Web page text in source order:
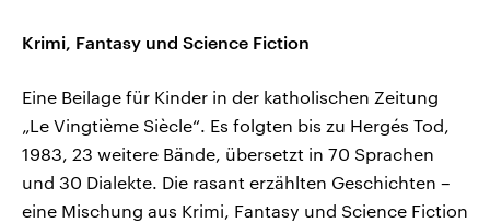
Krimi, Fantasy und Science Fiction
Eine Beilage für Kinder in der katholischen Zeitung
„Le Vingtième Siècle“. Es folgten bis zu Hergés Tod,
1983, 23 weitere Bände, übersetzt in 70 Sprachen
und 30 Dialekte. Die rasant erzählten Geschichten –
eine Mischung aus Krimi, Fantasy und Science Fiction